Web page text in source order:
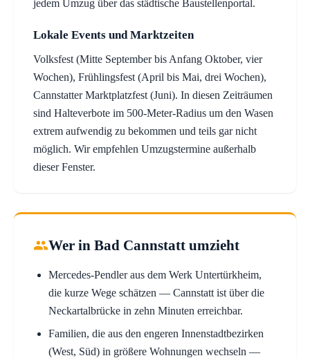
jedem Umzug über das städtische Baustellenportal.
Lokale Events und Marktzeiten
Volksfest (Mitte September bis Anfang Oktober, vier
Wochen), Frühlingsfest (April bis Mai, drei Wochen),
Cannstatter Marktplatzfest (Juni). In diesen Zeiträumen
sind Halteverbote im 500-Meter-Radius um den Wasen
extrem aufwendig zu bekommen und teils gar nicht
möglich. Wir empfehlen Umzugstermine außerhalb
dieser Fenster.
Wer in Bad Cannstatt umzieht
Mercedes-Pendler aus dem Werk Untertürkheim,
die kurze Wege schätzen — Cannstatt ist über die
Neckartalbrücke in zehn Minuten erreichbar.
Familien, die aus den engeren Innenstadtbezirken
(West, Süd) in größere Wohnungen wechseln —